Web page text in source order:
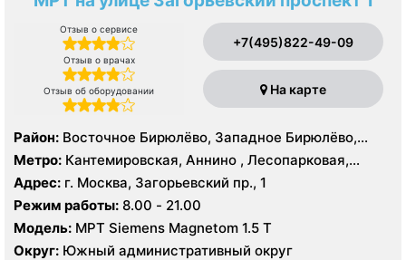
Отзыв о сервисе
Отзыв о врачах
Отзыв об оборудовании
+7(495)822-49-09
На карте
Район: Восточное Бирюлёво, Западное Бирюлёво,
Москворечье-Сабурово, Северное Орехово-Борисово,
Южное Орехово-Борисово, Царицыно, Северное
Чертаново, Центральное Чертаново, Южное Чертаново
, Южное Чертаново , Северное Бутово
Метро: Кантемировская, Аннино , Лесопарковая,
Пражская, Улица Академика Янгеля, Улица
Старокачаловская, Царицыно, Южная
Адрес: г. Москва, Загорьевский пр., 1
Режим работы: 8.00 - 21.00
Модель: МРТ Siemens Magnetom 1.5 Т
Округ: Южный административный округ